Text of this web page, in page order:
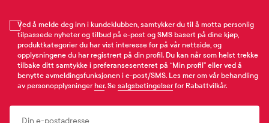
Ved å melde deg inn i kundeklubben, samtykker du til å motta personlig
tilpassede nyheter og tilbud på e-post og SMS basert på dine kjøp,
produktkategorier du har vist interesse for på vår nettside, og
opplysningene du har registrert på din profil. Du kan når som helst trekke
tilbake ditt samtykke i preferansesenteret på “Min profil” eller ved å
benytte avmeldingsfunksjonen i e-post/SMS. Les mer om vår behandling
av personopplysninger her. Se salgsbetingelser for Rabattvilkår.